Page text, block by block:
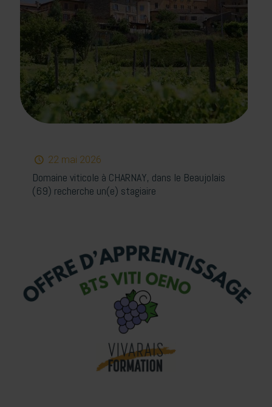
22 mai 2026
Domaine viticole à CHARNAY, dans le Beaujolais
(69) recherche un(e) stagiaire